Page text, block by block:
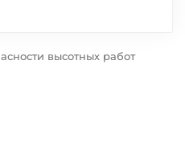
высотных работ